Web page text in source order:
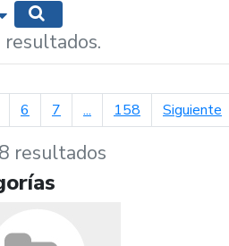
Mostrar opciones de búsqueda
6 7 ... 158 Siguiente
resultados